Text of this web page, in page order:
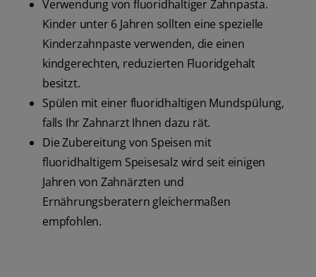
Verwendung von fluoridhaltiger Zahnpasta.
Kinder unter 6 Jahren sollten eine spezielle
Kinderzahnpaste verwenden, die einen
kindgerechten, reduzierten Fluoridgehalt
besitzt.
Spülen mit einer fluoridhaltigen Mundspülung,
falls Ihr Zahnarzt Ihnen dazu rät.
Die Zubereitung von Speisen mit
fluoridhaltigem Speisesalz wird seit einigen
Jahren von Zahnärzten und
Ernährungsberatern gleichermaßen
empfohlen.